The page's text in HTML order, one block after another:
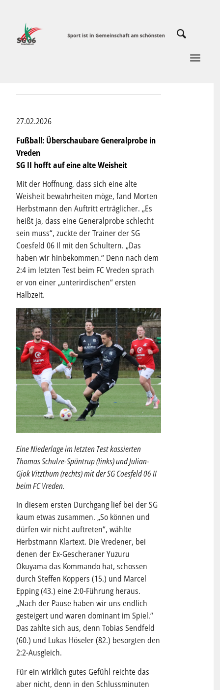
27.02.2026
Fußball: Überschaubare Generalprobe in
Vreden
SG II hofft auf eine alte Weisheit
Mit der Hoffnung, dass sich eine alte
Weisheit bewahrheiten möge, fand Morten
Herbstmann den Auftritt erträglicher. „Es
heißt ja, dass eine Generalprobe schlecht
sein muss“, zuckte der Trainer der SG
Coesfeld 06 Il mit den Schultern. „Das
haben wir hinbekommen.“ Denn nach dem
2:4 im letzten Test beim FC Vreden sprach
er von einer „unterirdischen“ ersten
Halbzeit.
Eine Niederlage im letzten Test kassierten
Thomas Schulze-Spüntrup (links) und Julian-
Gjok Vitzthum (rechts) mit der SG Coesfeld 06 II
beim FC Vreden.
In diesem ersten Durchgang lief bei der SG
kaum etwas zusammen. „So können und
dürfen wir nicht auftreten“, wählte
Herbstmann Klartext. Die Vredener, bei
denen der Ex-Gescheraner Yuzuru
Okuyama das Kommando hat, schossen
durch Steffen Koppers (15.) und Marcel
Epping (43.) eine 2:0-Führung heraus.
„Nach der Pause haben wir uns endlich
gesteigert und waren dominant im Spiel.“
Das zahlte sich aus, denn Tobias Sendfeld
(60.) und Lukas Höseler (82.) besorgten den
2:2-Ausgleich.
Für ein wirklich gutes Gefühl reichte das
aber nicht, denn in den Schlussminuten